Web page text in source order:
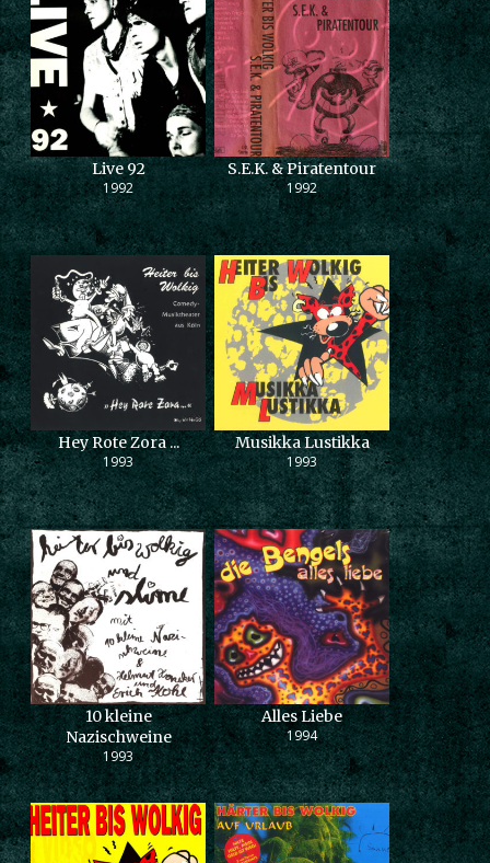
Live 92
1992
S.E.K. & Piratentour
1992
Hey Rote Zora ...
1993
Musikka Lustikka
1993
10 kleine
Nazischweine
1993
Alles Liebe
1994